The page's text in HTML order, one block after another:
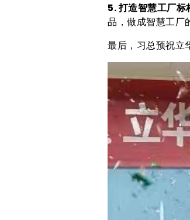
5. 打造智慧工厂标
品，做成智慧工厂
最后，习总预祝立